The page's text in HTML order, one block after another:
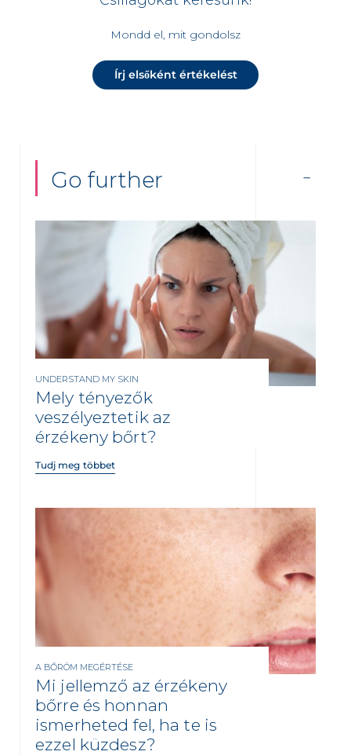
Mondd el, mit gondolsz
Írj elsőként értékelést
Go further
UNDERSTAND MY SKIN
Mely tényezők
veszélyeztetik az
érzékeny bőrt?
Tudj meg többet
A BŐRÖM MEGÉRTÉSE
Mi jellemző az érzékeny
bőrre és honnan
ismerheted fel, ha te is
ezzel küzdesz?